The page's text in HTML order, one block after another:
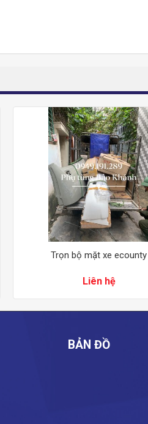
Trọn bộ mặt xe ecounty
Liên hệ
BẢN ĐỒ